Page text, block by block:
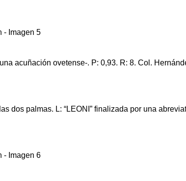
acuñación ovetense-. P: 0,93. R: 8. Col.
dos palmas. L: “LEONI” finalizada por una